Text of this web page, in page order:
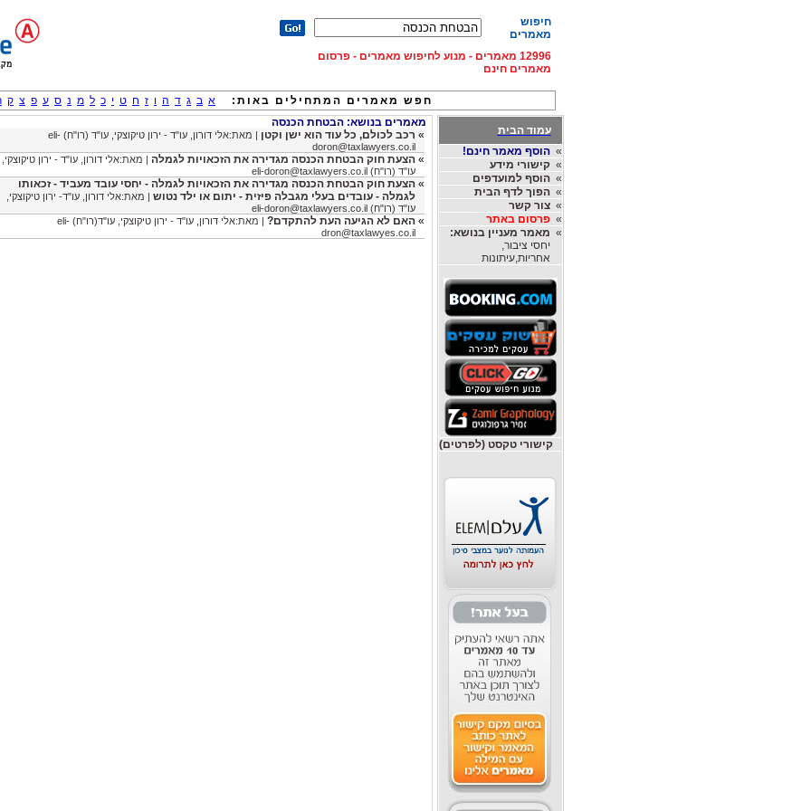
חיפוש
מאמרים
12996 מאמרים - מנוע לחיפוש מאמרים - פרסום
מאמרים חינם
חפש מאמרים המתחילים באות: א ב ג ד ה ו ז ח ט י כ ל מ נ ס ע פ צ ק
עמוד הבית
»הוסף מאמר חינם!
»קישורי מידע
»הוסף למועדפים
»הפוך לדף הבית
»צור קשר
»פרסום באתר
» מאמר מעניין בנושא:
יחסי ציבור,
אחריות,עיתונות
קישורי טקסט (לפרטים)
מאמרים בנושא: הבטחת הכנסה
» רכב לכולם, כל עוד הוא ישן וקטן | מאת:אלי דורון, עו"ד - ירון טיקוצקי, עו"ד (רו"ח) eli-
doron@taxlawyers.co.il
» הצעת חוק הבטחת הכנסה מגדירה את הזכאויות לגמלה | מאת:אלי דורון, עו"ד - ירון טיקוצקי,
עו"ד (רו"ח) eli-doron@taxlawyers.co.il
» הצעת חוק הבטחת הכנסה מגדירה את הזכאויות לגמלה - יחסי עובד מעביד - זכאותו
לגמלה - עובדים בעלי מגבלה פיזית - יתום או ילד נטוש | מאת:אלי דורון, עו"ד- ירון טיקוצקי,
עו"ד (רו"ח) eli-doron@taxlawyers.co.il
» האם לא הגיעה העת להתקדם? | מאת:אלי דורון, עו"ד - ירון טיקוצקי, עו"ד(רו"ח) eli-
dron@taxlawyes.co.il